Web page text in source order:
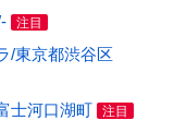
注目
/東京都渋谷区
士河口湖町 注目